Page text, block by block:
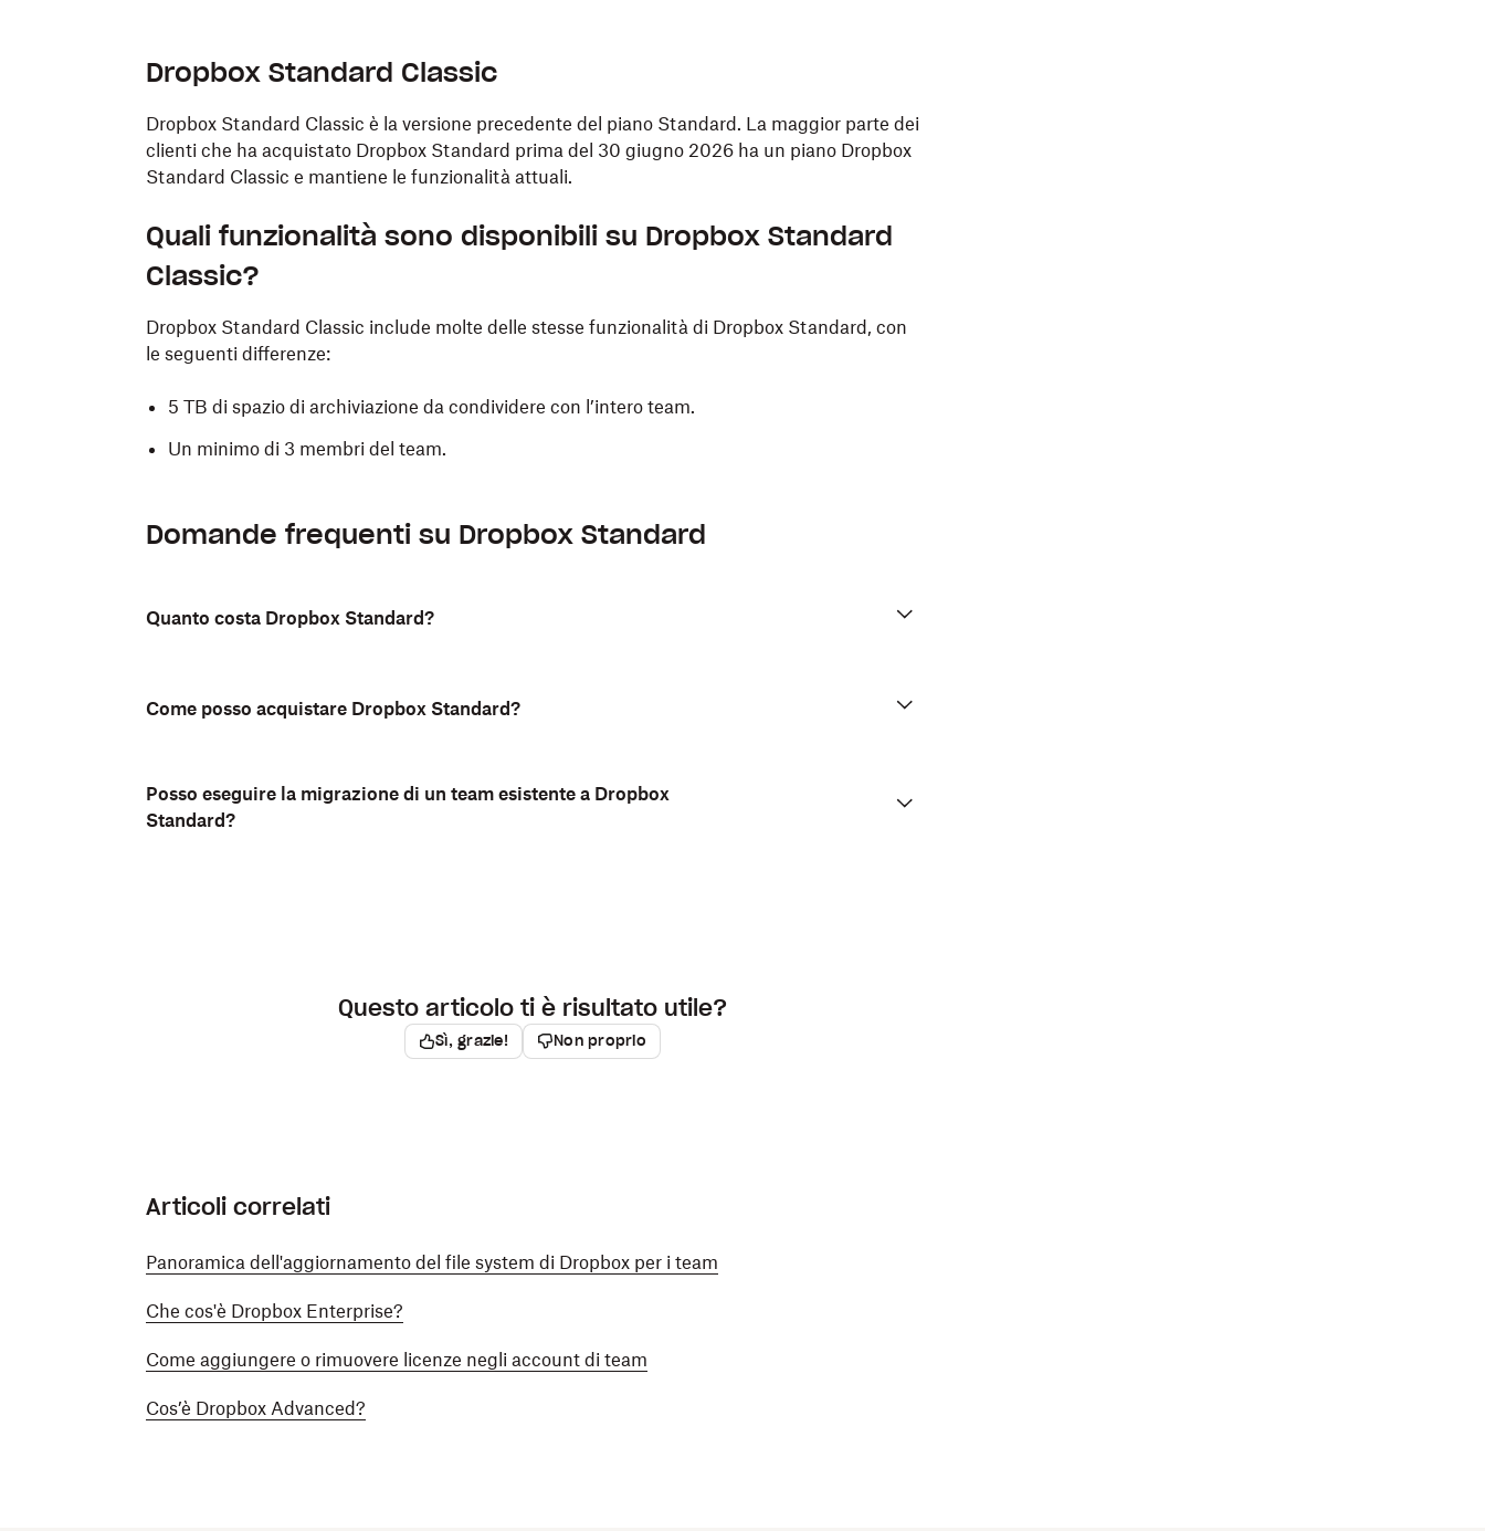
Dropbox Standard Classic
Dropbox Standard Classic è la versione precedente del piano Standard. La maggior parte dei
clienti che ha acquistato Dropbox Standard prima del 30 giugno 2026 ha un piano Dropbox
Standard Classic e mantiene le funzionalità attuali.
Quali funzionalità sono disponibili su Dropbox Standard
Classic?
Dropbox Standard Classic include molte delle stesse funzionalità di Dropbox Standard, con
le seguenti differenze:
5 TB di spazio di archiviazione da condividere con l’intero team.
Un minimo di 3 membri del team.
Domande frequenti su Dropbox Standard
Quanto costa Dropbox Standard?
Come posso acquistare Dropbox Standard?
Posso eseguire la migrazione di un team esistente a Dropbox
Standard?
Questo articolo ti è risultato utile?
Sì, grazie! Non proprio
Articoli correlati
Panoramica dell'aggiornamento del file system di Dropbox per i team
Che cos'è Dropbox Enterprise?
Come aggiungere o rimuovere licenze negli account di team
Cos’è Dropbox Advanced?